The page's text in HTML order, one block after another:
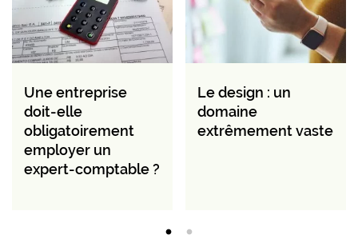
Une entreprise
doit-elle
obligatoirement
employer un
expert-comptable ?
Le design : un
domaine
extrêmement vaste